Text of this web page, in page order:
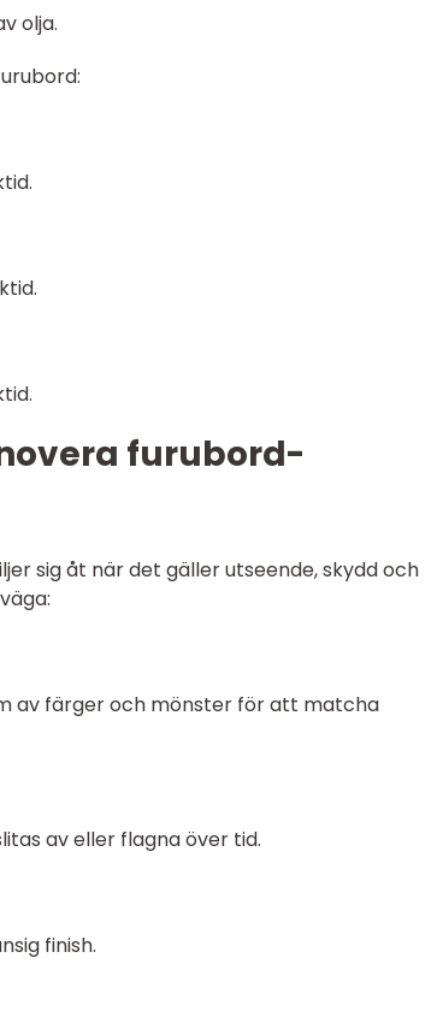
olja.
furubord-
sig åt när det gäller utseende, skydd och
av färger och mönster för att matcha
av eller flagna över tid.
finish.